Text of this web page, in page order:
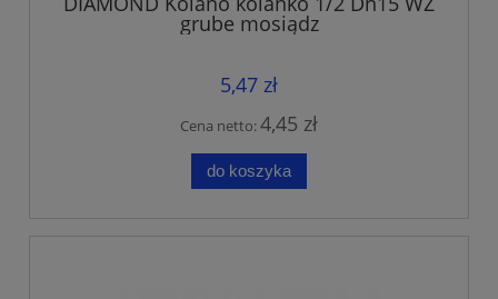
grube mosiądz
5,47 zł
Cena netto:4,45 zł
do koszyka